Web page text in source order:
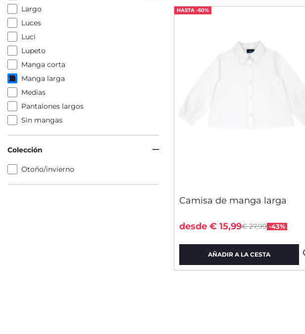
Largo
Luces
Luci
Lupeto
Manga corta
Manga larga
Medias
Pantalones largos
Sin mangas
Colección
Otoño/invierno
HASTA -60%
Camisa de manga larga
Price reduced from
€ 27,99 -43%
to
desde € 15,99
AÑADIR A LA CESTA